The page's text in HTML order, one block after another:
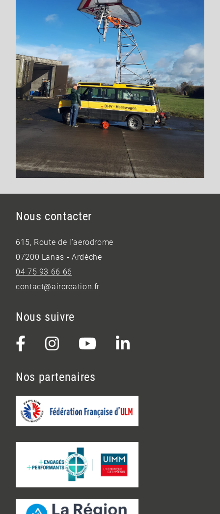
Nous contacter
615, Route de l’aerodrome
07200 Lanas - Ardèche
04 75 93 66 66
contact@aircreation.fr
Nous suivre
Nos partenaires